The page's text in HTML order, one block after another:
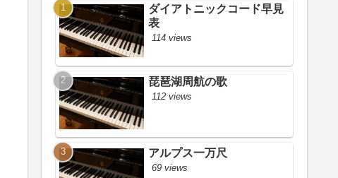
ダイアトニックコード早見
表
114 views
琵琶湖周航の歌
112 views
アルプス一万尺
69 views